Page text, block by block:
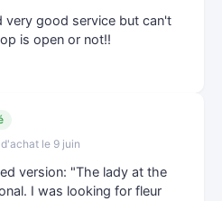
very good service but can't
is open or not!!
le 9 juin
version: "The lady at the
I was looking for fleur